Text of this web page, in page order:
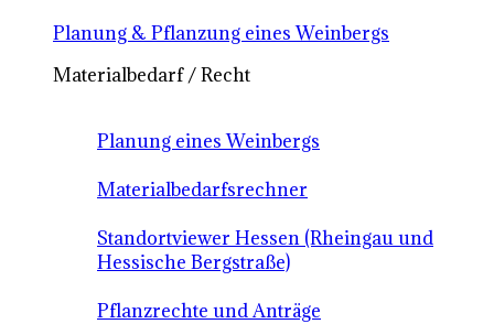
Planung & Pflanzung eines Weinbergs
Materialbedarf / Recht
Planung eines Weinbergs
Materialbedarfsrechner
Standortviewer Hessen (Rheingau und
Hessische Bergstraße)
Pflanzrechte und Anträge